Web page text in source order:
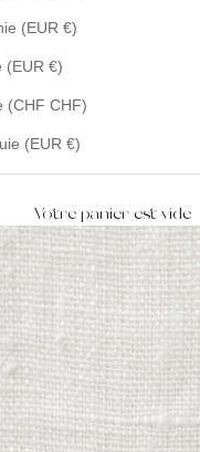
(EUR €)
(EUR €)
(CHF CHF)
(EUR €)
Votre panier est vide